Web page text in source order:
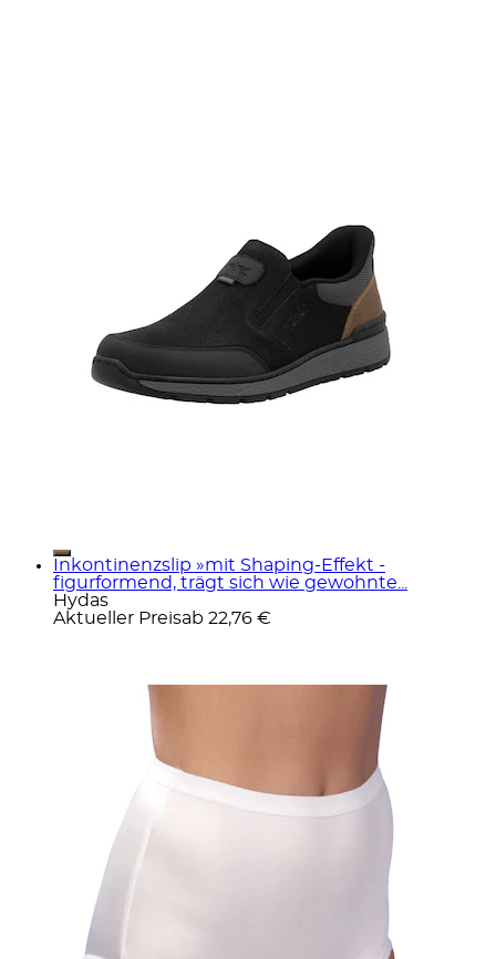
Inkontinenzslip »mit Shaping-Effekt -
figurformend, trägt sich wie gewohnte...
Hydas
Aktueller Preisab 22,76 €